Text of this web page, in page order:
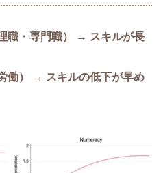
職・専門職） → スキルが長
働）
→ スキルの低下が早め